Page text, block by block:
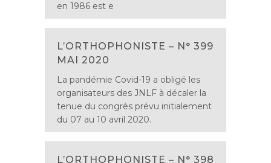
en 1986 est e
L’ORTHOPHONISTE – N° 399
MAI 2020
La pandémie Covid-19 a obligé les
organisateurs des JNLF à décaler la
tenue du congrès prévu initialement
du 07 au 10 avril 2020.
L’ORTHOPHONISTE – N° 398